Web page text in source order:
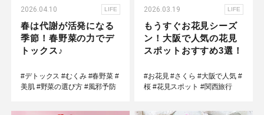
2026.04.10 LIFE
春は代謝が活発になる
季節！春野菜の力でデ
トックス♪
#デトックス #むくみ #春野菜 #
美肌 #野菜の選び方 #風邪予防
2026.03.19 LIFE
もうすぐお花見シーズ
ン！大阪で人気の花見
スポットおすすめ3選！
#お花見 #さくら #大阪で人気 #
桜 #花見スポット #関西旅行